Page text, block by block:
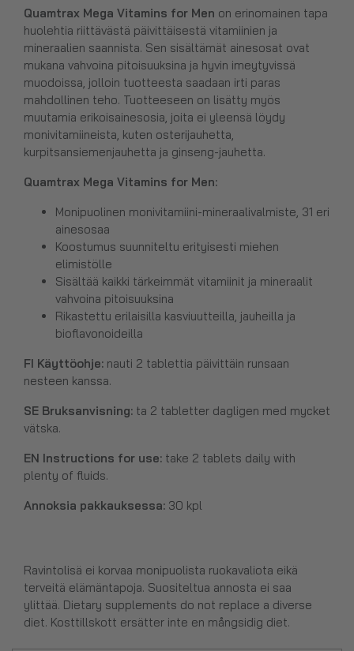
Quamtrax Mega Vitamins for Men on erinomainen tapa
huolehtia riittävästä päivittäisestä vitamiinien ja
mineraalien saannista. Sen sisältämät ainesosat ovat
mukana vahvoina pitoisuuksina ja hyvin imeytyvissä
muodoissa, jolloin tuotteesta saadaan irti paras
mahdollinen teho. Tuotteeseen on lisätty myös
muutamia erikoisainesosia, joita ei yleensä löydy
monivitamiineista, kuten osterijauhetta,
kurpitsansiemenjauhetta ja ginseng-jauhetta.
Quamtrax Mega Vitamins for Men:
Monipuolinen monivitamiini-mineraalivalmiste, 31 eri
ainesosaa
Koostumus suunniteltu erityisesti miehen
elimistölle
Sisältää kaikki tärkeimmät vitamiinit ja mineraalit
vahvoina pitoisuuksina
Rikastettu erilaisilla kasviuutteilla, jauheilla ja
bioflavonoideilla
FI Käyttöohje: nauti 2 tablettia päivittäin runsaan
nesteen kanssa.
SE Bruksanvisning: ta 2 tabletter dagligen med mycket
vätska.
EN Instructions for use: take 2 tablets daily with
plenty of fluids.
Annoksia pakkauksessa: 30 kpl
Ravintolisä ei korvaa monipuolista ruokavaliota eikä
terveitä elämäntapoja. Suositeltua annosta ei saa
ylittää. Dietary supplements do not replace a diverse
diet. Kosttillskott ersätter inte en mångsidig diet.